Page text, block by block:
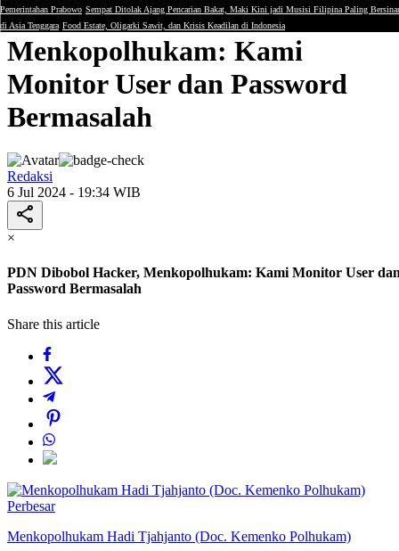
Pemerintahan Prabowo Sempat Ditolak Ajang Pencarian Bakat, Maki Kini jadi Musisi Filipina Paling Bersinar
di Asia Tenggara Food Estate, Oligarki Sawit, dan Krisis Keadilan di Indonesia
PDN Dibobol Hacker,
Menkopolhukam: Kami
Monitor User dan Password
Bermasalah
Redaksi
6 Jul 2024 - 19:34 WIB
×
PDN Dibobol Hacker, Menkopolhukam: Kami Monitor User
Password Bermasalah
Share this article
Perbesar
Menkopolhukam Hadi Tjahjanto (Doc. Kemenko Polhukam)